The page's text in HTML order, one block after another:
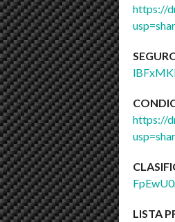
https://
https://
LISTA